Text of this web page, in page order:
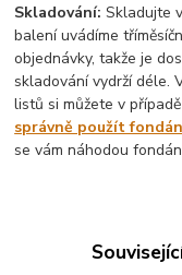
Skladování: Skladujte
balení uvádíme
objednávky, takže je
skladování vydrží déle.
listů si můžete v
správně použít
se vám náhodou